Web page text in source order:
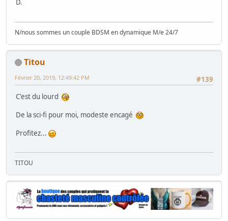
D.
N/nous sommes un couple BDSM en dynamique M/e 24/7
Titou
#139
Février 20, 2019, 12:49:42 PM
C'est du lourd
De la sci-fi pour moi, modeste encagé
Profitez...
TITOU